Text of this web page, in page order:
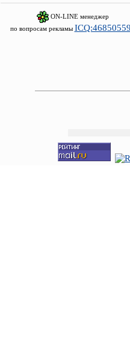
ON-LINE менеджер
по вопросам рекламы